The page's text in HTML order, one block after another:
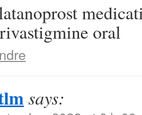
rivastigmine oral
says: